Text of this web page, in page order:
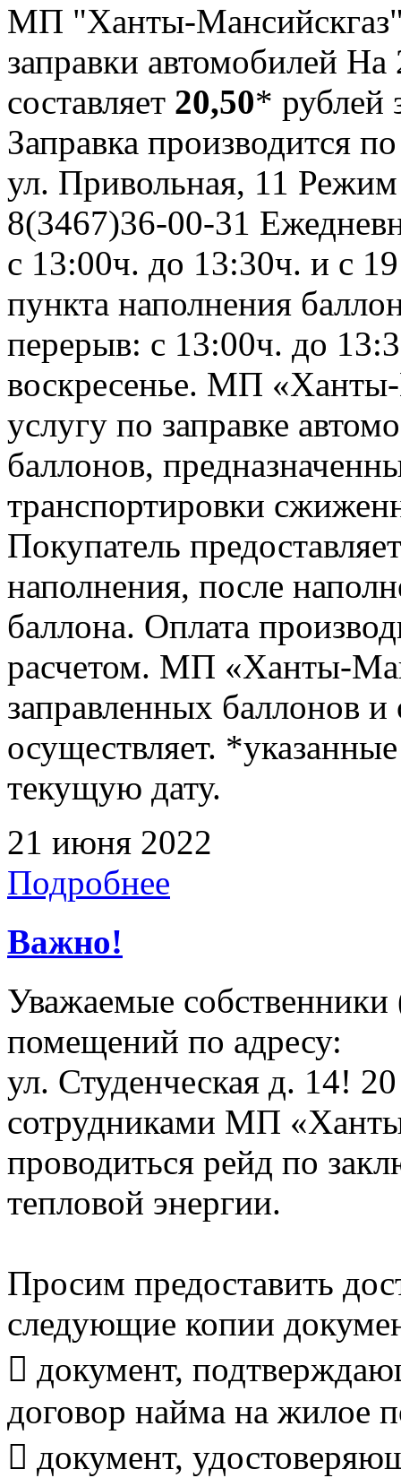
МП "Ханты-
заправки автомобилей
составляет 20,50* рублей
Заправка производится
ул. Привольная, 11
8(3467)36-00-31
с 13:00ч. до 13:30ч. и с
пункта наполнения
перерыв: с 13:00ч. до
воскресенье. МП «Ханты-
услугу по заправке
баллонов,
транспортировки
Покупатель
наполнения, после
баллона. Оплата
расчетом. МП «Ханты-
заправленных баллонов
осуществляет.
текущую дату.
21 июня 2022
Подробнее
Важно!
Уважаемые
помещений по адресу:
ул. Студенческая д. 14!
сотрудниками МП
проводиться рейд по
тепловой энергии.
Просим предоставить
следующие копии
 документ,
договор найма на жилое
 документ,